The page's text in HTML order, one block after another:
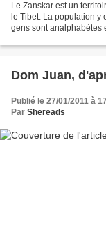
Le Zanskar est un
le Tibet. La population y
gens sont analphabètes
Dom Juan,
Publié le 27/01/2011 à
Par Shereads